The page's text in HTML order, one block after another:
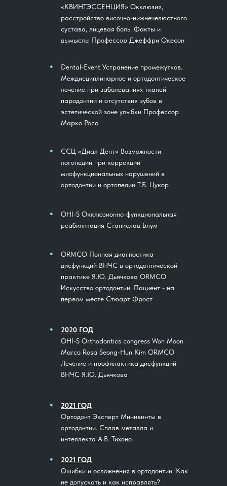
«КВИНТЭССЕНЦИЯ» Окклюзия,
расстройство височно-нижнечелюстного
сустава, лицевая боль. Факты и
вымыслы Профессор Джеффри Окесон
Dental-Event Устранение промежутков.
Междисциплинарное и ортодонтическое
лечение при заболеваниях тканей
пародонтии и отсутствия зубов в
эстетической зоне улыбки Профессор
Марко Роса
●
ССЦ «Диал Дент» Возможности
логопедии при коррекции
миофункциональных нарушений в
ортодонтии и ортопедии Т.Б. Цукор
●
OHI-S Окклюзионно-функциональная
реабилитация Станислав Блум
●
ORMCO Полная диагностика
дисфункций ВНЧС в ортодонтической
практике Я.Ю. Дьячкова ORMCO
Искусство ортодонтии. Пациент - на
первом месте Стюарт Фрост
●
2020 ГОД
OHI-S Orthodontics congress Won Moon
Marco Rosa Seong-Hun Kim ORMCO
Лечение и профилактика дисфункций
ВНЧС Я.Ю. Дьячкова
●
2021 ГОД
Ортодонт Эксперт Минивинты в
ортодонтии. Сплав металла и
интеллекта А.В. Тихоно
●
2021 ГОД
Ошибки и осложнения в ортодонтии. Как
не допускать и как исправлять?
●